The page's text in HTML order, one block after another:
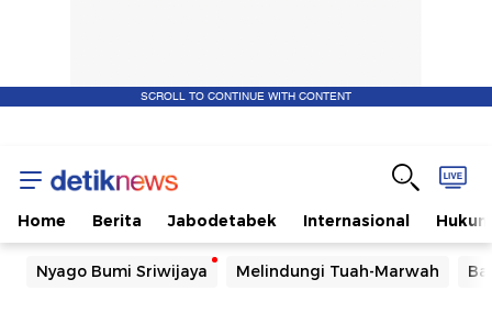
SCROLL TO CONTINUE WITH CONTENT
Home Berita Jabodetabek Internasional Hukum
Nyago Bumi Sriwijaya Melindungi Tuah-Marwah